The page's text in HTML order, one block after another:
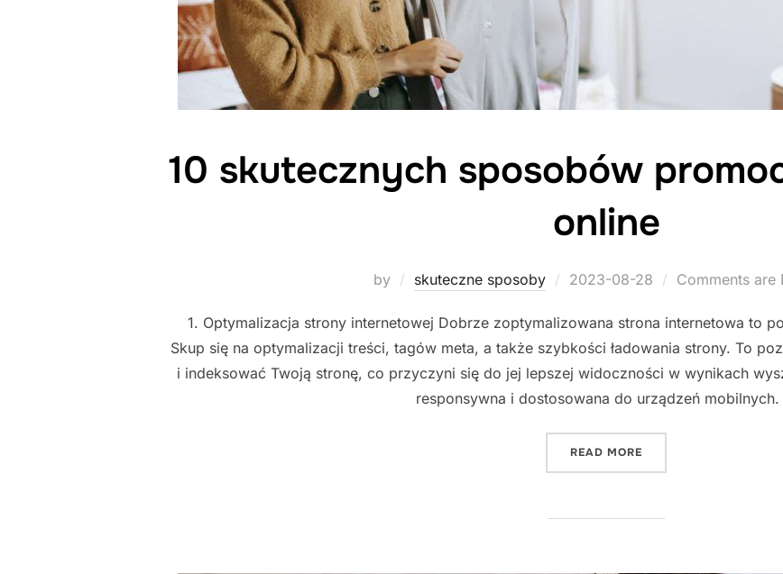
10 skutecznych sposobów
online
by skuteczne sposoby
Posted
2023-08-28 Comments are
1. Optymalizacja strony internetowej Dobrze zoptymalizowana strona internetowa to
Skup się na optymalizacji treści, tagów meta, a także szybkości ładowania strony. To
i indeksować Twoją stronę, co przyczyni się do jej lepszej widoczności w wynikach
responsywna i dostosowana do urządzeń
READ MORE